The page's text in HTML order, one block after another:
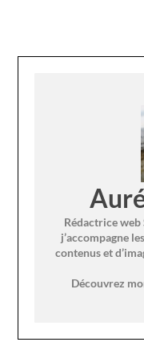
Rédactrice
j’accompagne
contenus et
Découvrez